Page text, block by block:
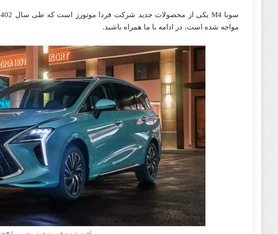
مواجه شده است، در ادامه با ما همراه باشید.